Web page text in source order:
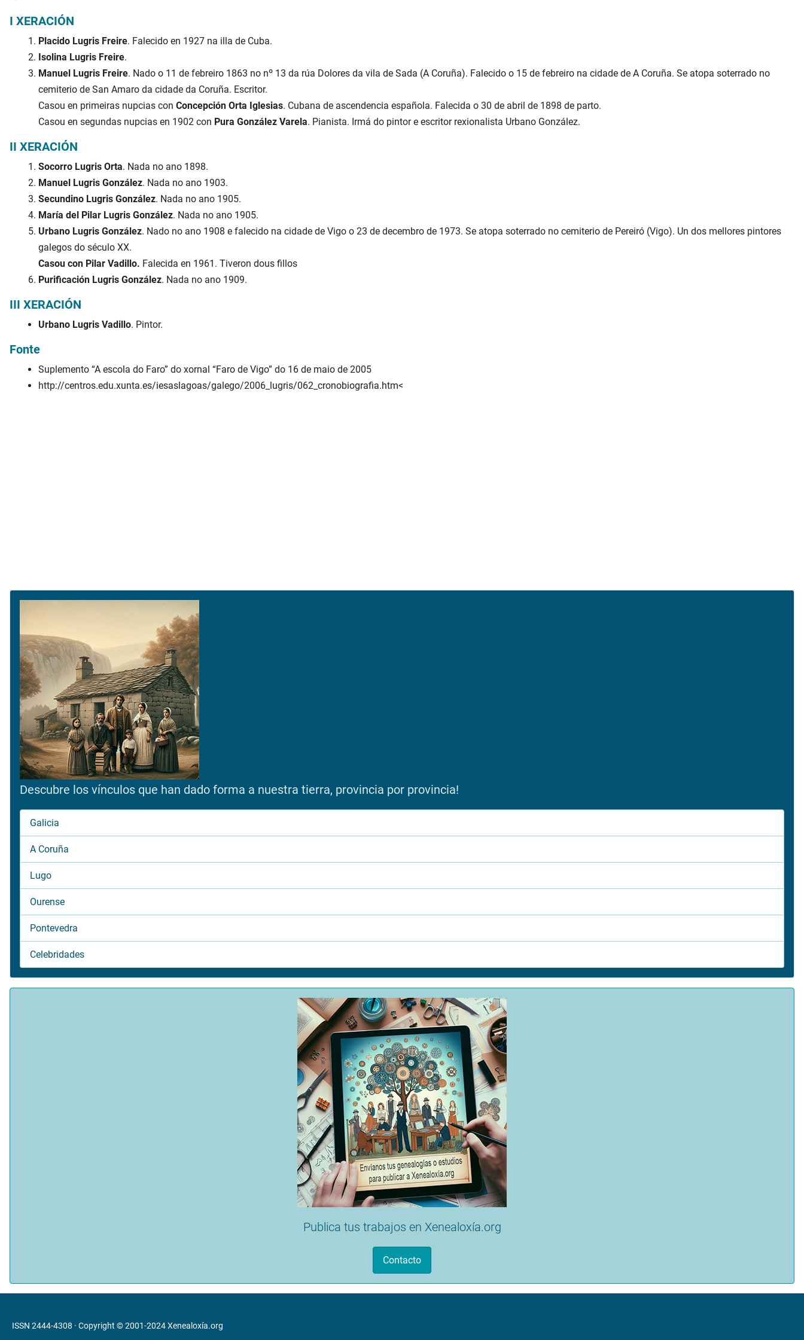
I XERACIÓN
Placido Lugris Freire. Falecido en 1927 na illa de Cuba.
Isolina Lugris Freire.
Manuel Lugris Freire. Nado o 11 de febreiro 1863 no nº 13 da rúa Dolores da vila de Sada (A Coruña). Falecido o 15 de febreiro na cidade de A Coruña. Se atopa soterrado no
cemiterio de San Amaro da cidade da Coruña. Escritor.
Casou en primeiras nupcias con Concepción Orta Iglesias. Cubana de ascendencia española. Falecida o 30 de abril de 1898 de parto.
Casou en segundas nupcias en 1902 con Pura González Varela. Pianista. Irmá do pintor e escritor rexionalista Urbano González.
II XERACIÓN
Socorro Lugris Orta. Nada no ano 1898.
Manuel Lugris González. Nada no ano 1903.
Secundino Lugris González. Nada no ano 1905.
María del Pilar Lugris González. Nada no ano 1905.
Urbano Lugris González. Nado no ano 1908 e falecido na cidade de Vigo o 23 de decembro de 1973. Se atopa soterrado no cemiterio de Pereiró (Vigo). Un dos mellores pintores
galegos do século XX.
Casou con Pilar Vadillo. Falecida en 1961. Tiveron dous fillos
Purificación Lugris González. Nada no ano 1909.
III XERACIÓN
Urbano Lugris Vadillo. Pintor.
Fonte
Suplemento “A escola do Faro” do xornal “Faro de Vigo” do 16 de maio de 2005
http://centros.edu.xunta.es/iesaslagoas/galego/2006_lugris/062_cronobiografia.htm<
Descubre los vínculos que han dado forma a nuestra tierra, provincia por provincia!
Galicia
A Coruña
Lugo
Ourense
Pontevedra
Celebridades
Publica tus trabajos en Xenealoxía.org
Contacto
ISSN 2444-4308 · Copyright © 2001-2024Xenealoxía.org